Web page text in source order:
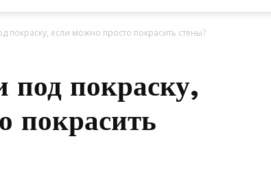
покраску, если можно просто покрасить стены?
под покраску,
покрасить